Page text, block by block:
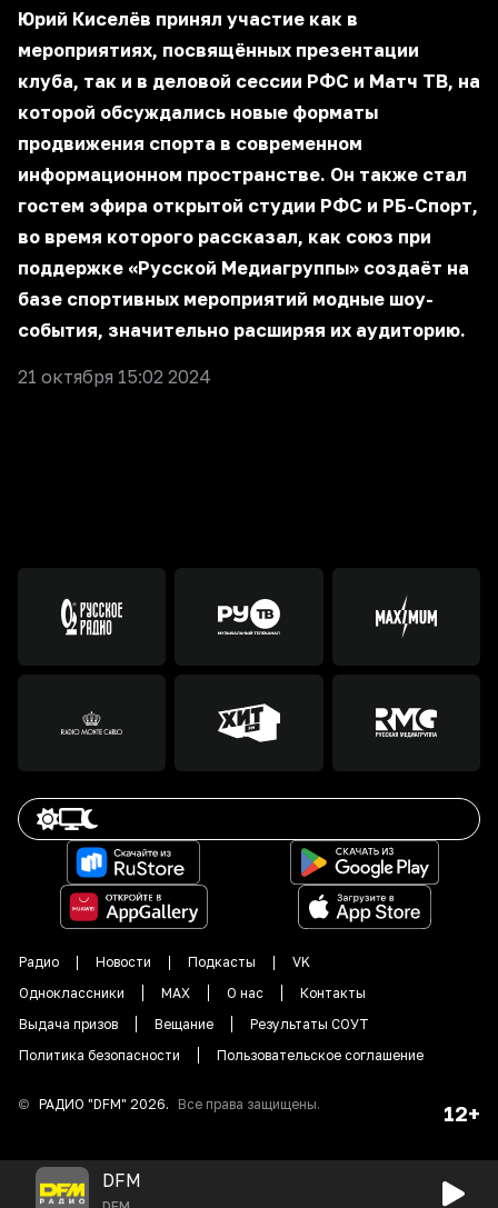
Юрий Киселёв принял участие как в
мероприятиях, посвящённых презентации
клуба, так и в деловой сессии РФС и Матч ТВ, на
которой обсуждались новые форматы
продвижения спорта в современном
информационном пространстве. Он также стал
гостем эфира открытой студии РФС и РБ-Спорт,
во время которого рассказал, как союз при
поддержке «Русской Медиагруппы» создаёт на
базе спортивных мероприятий модные шоу-
события, значительно расширяя их аудиторию.
21 октября 15:02 2024
Радио Новости Подкасты
VK
Одноклассники
MAX О нас
Контакты
Выдача призов
Вещание
Результаты СОУТ
Политика безопасности
Пользовательское соглашение
© РАДИО "DFM" 2026. Все права защищены. 12+
DFM